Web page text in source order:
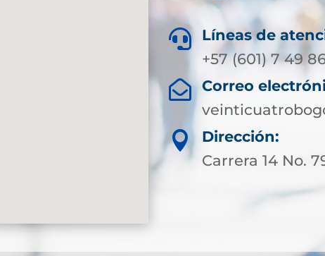

Líneas de
+57 (601) 7 49 86

Correo

Dirección:
Carrera 14 No.